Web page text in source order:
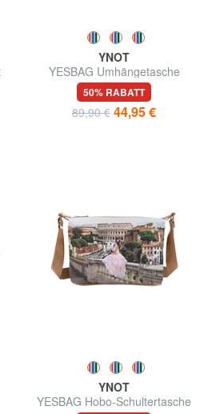
YNOT
YESBAG Umhängetasche
50% RABATT
89,90 € 44,95 €
YNOT
YESBAG Hobo-Schultertasche